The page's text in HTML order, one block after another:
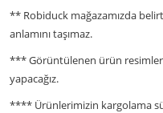
** Robiduck mağazamızda
anlamını taşımaz.
*** Görüntülenen ürün
yapacağız.
**** Ürünlerimizin kargolama